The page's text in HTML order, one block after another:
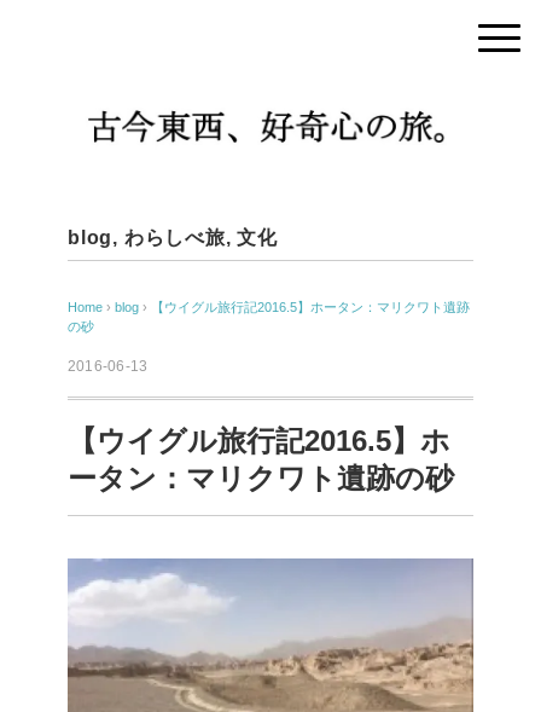
blog, わらしべ旅,文化
Home › blog ›
【ウイグル旅行記2016.5】ホータン：マリクワト遺跡
の砂
2016-06-13
【ウイグル旅行記2016.5】ホ
ータン：マリクワト遺跡の砂